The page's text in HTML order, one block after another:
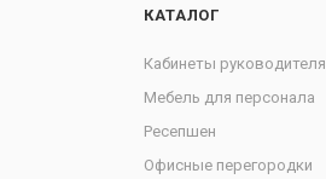
КАТАЛОГ
Кабинеты руководителя
Мебель для персонала
Ресепшен
Офисные перегородки